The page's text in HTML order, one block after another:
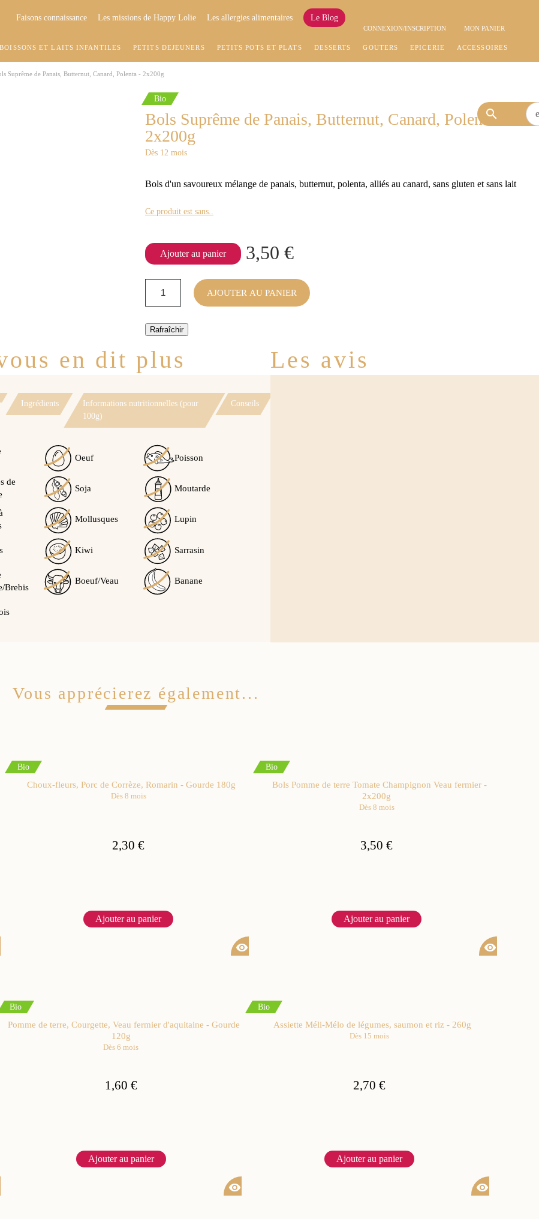
Faisons connaissance Les missions de Happy Lolie Les allergies alimentaires Le Blog
CONNEXION/INSCRIPTION MON PANIER
BOISSONS ET LAITS INFANTILES PETITS DÉJEUNERS PETITS POTS ET PLATS DESSERTS GOÛTERS EPICERIE ACCESSOIRES
Suprême de Panais, Butternut, Canard, Polenta - 2x200g
Bio
Bols Suprême de Panais, Butternut, Canard, Polenta -
2x200g
Dès 12 mois
Bols d'un savoureux mélange de panais, butternut, polenta, alliés au canard, sans gluten et sans lait
Ce produit est sans..
Ajouter au panier 3,50 €
AJOUTER AU PANIER
en dit plus
Ingrédients
Informations nutritionnelles (pour
100g)
Conseils
Oeuf Poisson
de
Soja Moutarde
Mollusques Lupin
Kiwi Sarrasin
Brebis
Boeuf/Veau Banane
Les avis
Vous apprécierez également...
Bio
Choux-fleurs, Porc de Corrèze, Romarin - Gourde 180g
Dès 8 mois
2,30 €
Ajouter au panier
visibility
Bio
Bols Pomme de terre Tomate Champignon Veau fermier -
2x200g
Dès 8 mois
3,50 €
Ajouter au panier
visibility
Bio
Pomme de terre, Courgette, Veau fermier d'aquitaine - Gourde
120g
Dès 6 mois
1,60 €
Ajouter au panier
visibility
Bio
Assiette Méli-Mélo de légumes, saumon et riz - 260g
Dès 15 mois
2,70 €
Ajouter au panier
visibility
search